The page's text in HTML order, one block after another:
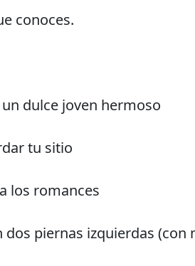
conoces.
dulce joven hermoso
tu sitio
los romances
piernas izquierdas (con